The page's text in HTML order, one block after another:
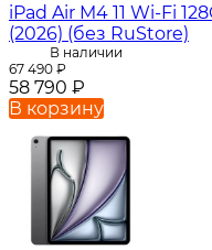
iPad Air M4 11 Wi-Fi
(2026) (без RuStore)
В наличии
67 490 ₽
58 790 ₽
В корзину